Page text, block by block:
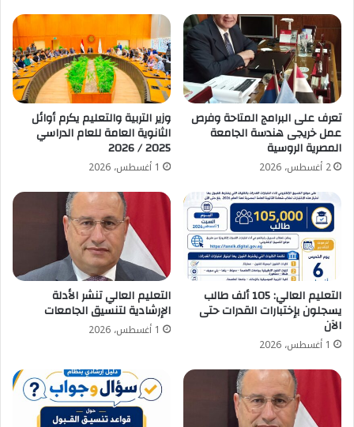
تعرف على البرامج المتاحة وفرص
عمل خريجى هندسة الجامعة
المصرية الروسية
2 أغسطس، 2026
وزير التربية والتعليم يكرم أوائل
الثانوية العامة للعام الدراسي
2025 / 2026
1 أغسطس، 2026
التعليم العالي: 105 ألف طالب
يسجلون بإختبارات القدرات حتى
الآن
1 أغسطس، 2026
التعليم العالي تنشر الأدلة
الإرشادية لتنسيق الجامعات
1 أغسطس، 2026